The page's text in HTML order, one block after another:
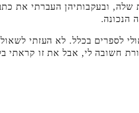
שלה, ובעקבותיהן העברתי את
הנכונה.
לספרים בכלל. לא העזתי
חשובה לי, אבל את זו